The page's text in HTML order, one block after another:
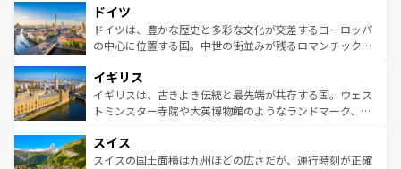
せる。地方によって風土や気候が異なるスペインはその個
性で訪れる人を魅了する。 なお、新着のスペイン情報は コ
ンテンツ一覧を参照してほしい。
で、幅広い魅力が詰まっている。華麗な宮殿、歴史的な大
聖堂、美しいビーチ、そして豊かな自然が、訪れる者を心
から魅了する。また、フランスは美食の国としても知ら
いる。シャンパンの発祥地であるランス、プロヴァンスの
香り高いラベンダー畑など、多彩な楽しみ方が可能だ。さ
らに、パリ以外の地域にも魅力が溢れており、どの街角に
れる地方に足を運ぶとそれぞれで全く異なる文化を体験で
きるだろう。 なお、新着のフランス情報はコンテンツ一覧
ドイツ
ドイツは、豊かな歴史と多彩な文化が交差するヨーロッパ
の中心に位置する国。中世の街並みが残るロマンチック街
顔を持つこの国は、どこを歩いても飽きることがない。ベ
ルリンの文化的活気、バイエルン州のアルプスの絶景、そ
してライン川沿いのワイン畑といった風景は必見。ビール
は、お酒好きな人にはぜひ体験してほしい。 なお、新着の
ドイツ情報はコンテンツ一覧を参照してほしい。
イギリス
イギリスは、古きよき伝統と最先端が共存する国。ウェス
トミンスター寺院や大英博物館のようなランドマーク、歴
リアごとに異なる魅力がある。また、優雅なアフタヌーン
ティー、ビール好きにはたまらない英国パブ、サッカー観
スイス
スイスの国土面積は九州ほどの広さだが、運行時刻が正確